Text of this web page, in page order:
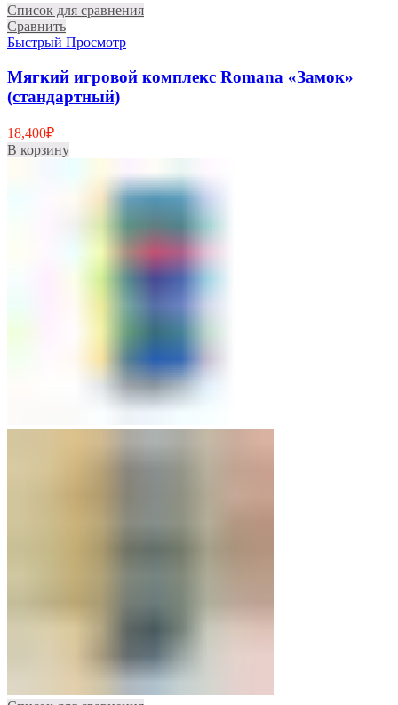
Список для сравнения
Сравнить
Быстрый Просмотр
Мягкий игровой комплекс Romana «Замок»
(стандартный)
18,400₽
В корзину